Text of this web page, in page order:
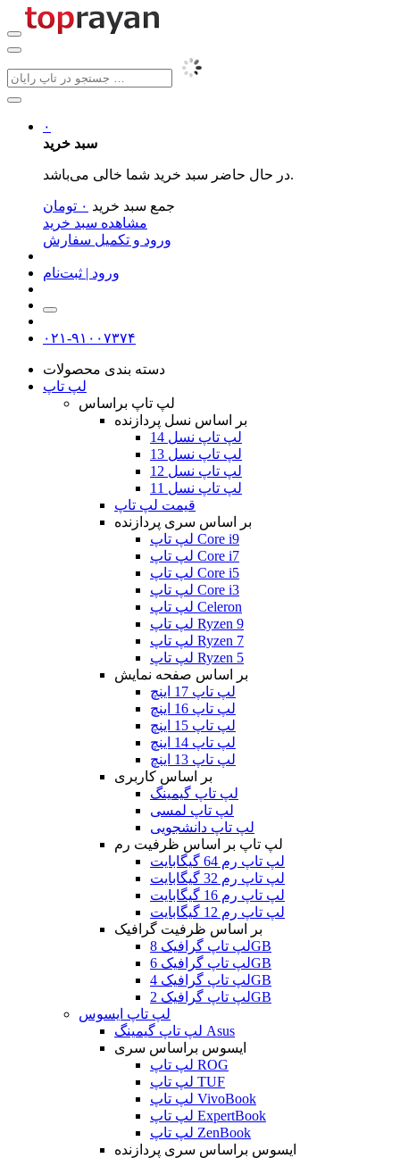
۰
سبد خرید
در حال حاضر سبد خرید شما خالی می‌باشد.
جمع سبد خرید ۰ تومان
مشاهده سبد خرید
ورود و تکمیل سفارش
ورود | ثبت‌نام
۰۲۱-۹۱۰۰۷۳۷۴
دسته بندی محصولات
لپ تاپ
لپ تاپ براساس
بر اساس نسل پردازنده
لپ تاپ نسل 14
لپ تاپ نسل 13
لپ تاپ نسل 12
لپ تاپ نسل 11
قیمت لپ تاپ
بر اساس سری پردازنده
لپ تاپ Core i9
لپ تاپ Core i7
لپ تاپ Core i5
لپ تاپ Core i3
لپ تاپ Celeron
لپ تاپ Ryzen 9
لپ تاپ Ryzen 7
لپ تاپ Ryzen 5
بر اساس صفحه نمایش
لپ تاپ 17 اینچ
لپ تاپ 16 اینچ
لپ تاپ 15 اینچ
لپ تاپ 14 اینچ
لپ تاپ 13 اینچ
بر اساس کاربری
لپ تاپ گیمینگ
لپ تاپ لمسی
لپ تاپ دانشجویی
لپ تاپ بر اساس ظرفیت رم
لپ تاپ رم 64 گیگابایت
لپ تاپ رم 32 گیگابایت
لپ تاپ رم 16 گیگابایت
لپ تاپ رم 12 گیگابایت
بر اساس ظرفیت گرافیک
لپ تاپ گرافیک 8GB
لپ تاپ گرافیک 6GB
لپ تاپ گرافیک 4GB
لپ تاپ گرافیک 2GB
لپ تاپ ایسوس
لپ تاپ گیمینگ Asus
ایسوس براساس سری
لپ تاپ ROG
لپ تاپ TUF
لپ تاپ VivoBook
لپ تاپ ExpertBook
لپ تاپ ZenBook
ایسوس براساس سری پردازنده